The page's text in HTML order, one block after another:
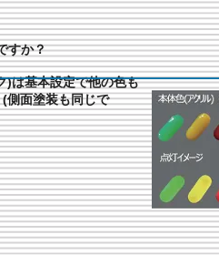
すか？
)は基本設定で他の色も
側面塗装も同じで